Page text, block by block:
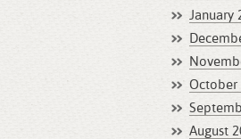
January
October
August